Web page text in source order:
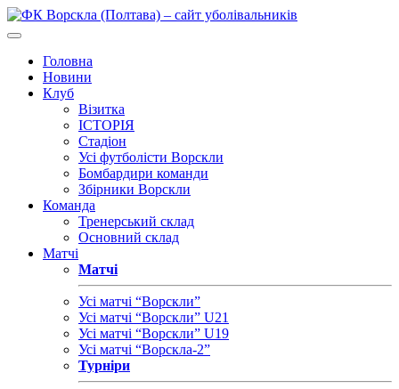
Головна
Новини
Клуб
Візитка
ІСТОРІЯ
Стадіон
Усі футболісти Ворскли
Бомбардири команди
Збірники Ворскли
Команда
Тренерський склад
Основний склад
Матчі
Матчі
Усі матчі “Ворскли”
Усі матчі “Ворскли” U21
Усі матчі “Ворскли” U19
Усі матчі “Ворскла-2”
Турніри